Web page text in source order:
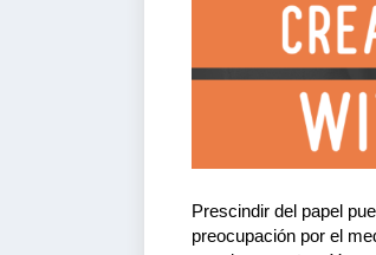
Prescindir del papel
preocupación por el